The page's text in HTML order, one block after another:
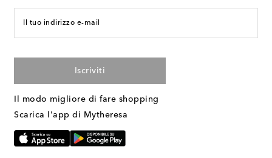
Il tuo indirizzo e-mail
Iscriviti
Il modo migliore di fare shopping
Scarica l'app di Mytheresa